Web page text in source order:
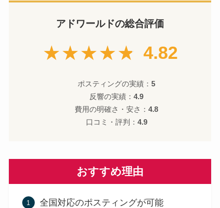
アドワールドの総合評価
★★★★★ 4.82
ポスティングの実績：5
反響の実績：4.9
費用の明確さ・安さ：4.8
口コミ・評判： 4.9
おすすめ理由
全国対応のポスティングが可能